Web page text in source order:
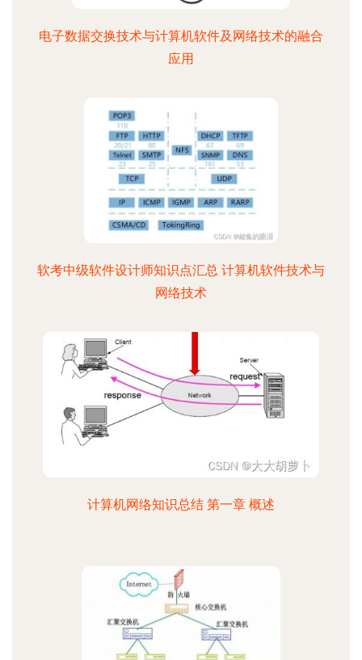
电子数据交换技术与计算机软件及网络技术的融合
应用
软考中级软件设计师知识点汇总 计算机软件技术与
网络技术
计算机网络知识总结 第一章 概述